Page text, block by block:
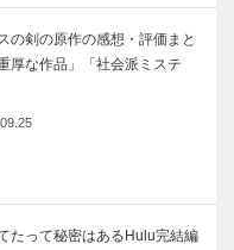
の剣の原作の感想・評価まと
厚な作品」「社会派ミステ
たって秘密はあるHulu完結編